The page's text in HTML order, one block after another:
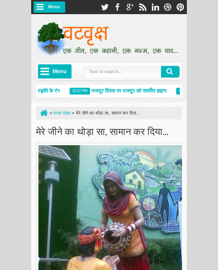
Menu
Menu
ने बिखेरे प्रकृति के रंग 12:47 PM मजदूर दिवस पर मजदूर को समर्पित हाइगा 1:54 PM
» मानव मेहता » मेरे जीने का थोड़ा सा, सामान कर दिया...
मेरे जीने का थोड़ा सा, सामान कर दिया...